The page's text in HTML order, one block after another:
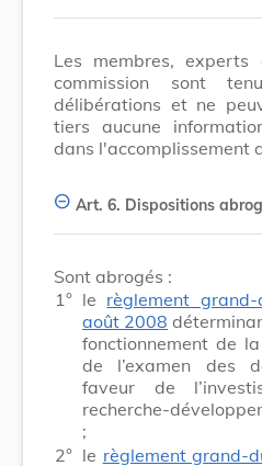
Les membres,
commission sont
délibérations et ne
tiers aucune
dans l'accomplissement
Art. 6. Dispositions
Sont abrogés :
1° le règlement
août 2008
fonctionnement de
de l’examen des
faveur de
recherche-
;
2° le règlement grand-